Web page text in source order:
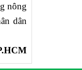
nông
dân